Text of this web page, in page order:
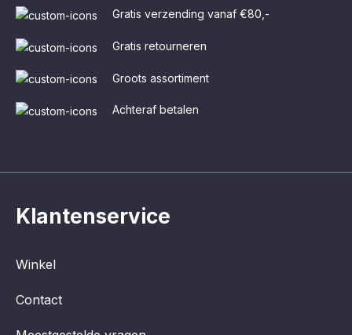
Klantenservice
Winkel
Contact
Gratis verzending vanaf €80,-
Gratis retourneren
Groots assortiment
Achteraf betalen